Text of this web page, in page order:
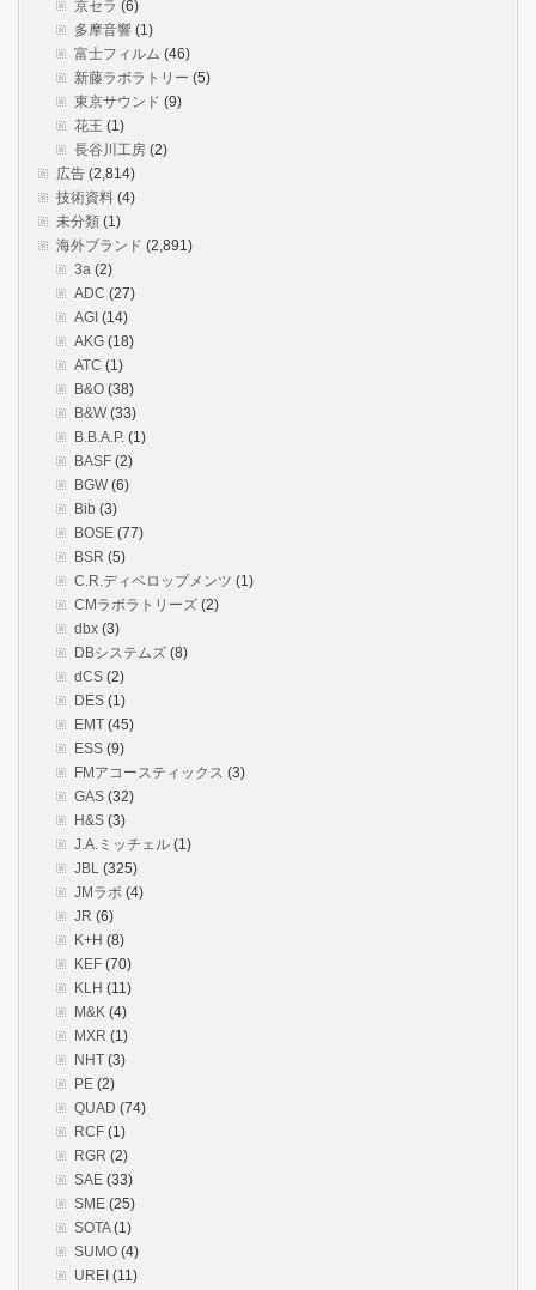
京セラ (6)
多摩音響 (1)
富士フィルム (46)
新藤ラボラトリー (5)
東京サウンド (9)
花王 (1)
長谷川工房 (2)
広告 (2,814)
技術資料 (4)
未分類 (1)
海外ブランド (2,891)
3a (2)
ADC (27)
AGI (14)
AKG (18)
ATC (1)
B&O (38)
B&W(33)
B.B.A.P. (1)
BASF (2)
BGW(6)
Bib (3)
BOSE (77)
BSR (5)
C.R.ディベロップメンツ (1)
CMラボラトリーズ (2)
dbx (3)
DBシステムズ (8)
dCS (2)
DES (1)
EMT (45)
ESS (9)
FMアコースティックス (3)
GAS (32)
H&S (3)
J.A.ミッチェル (1)
JBL (325)
JMラボ (4)
JR (6)
K+H (8)
KEF (70)
KLH (11)
M&K (4)
MXR (1)
NHT (3)
PE (2)
QUAD (74)
RCF (1)
RGR (2)
SAE (33)
SME (25)
SOTA(1)
SUMO (4)
UREI (11)